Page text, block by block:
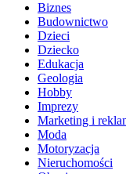
Biznes
Budownictwo
Dzieci
Dziecko
Edukacja
Geologia
Hobby
Imprezy
Marketing i
Moda
Motoryzacja
Nieruchomości